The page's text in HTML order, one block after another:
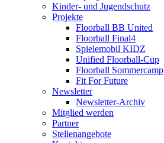
Kinder- und Jugendschutz
Projekte
Floorball BB United
Floorball Final4
Spielemobil KIDZ
Unified Floorball-Cup
Floorball Sommercamp
Fit For Future
Newsletter
Newsletter-Archiv
Mitglied werden
Partner
Stellenangebote